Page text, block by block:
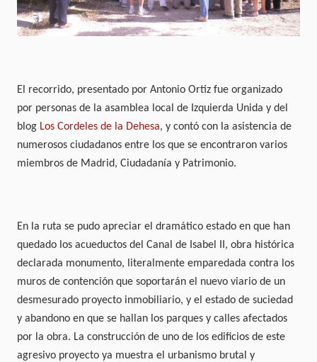
El recorrido, presentado por Antonio Ortiz fue organizado
por personas de la asamblea local de Izquierda Unida y del
blog Los Cordeles de la Dehesa, y contó con la asistencia de
numerosos ciudadanos entre los que se encontraron varios
miembros de Madrid, Ciudadanía y Patrimonio.
En la ruta se pudo apreciar el dramático estado en que han
quedado los acueductos del Canal de Isabel II, obra histórica
declarada monumento, literalmente emparedada contra los
muros de contención que soportarán el nuevo viario de un
desmesurado proyecto inmobiliario, y el estado de suciedad
y abandono en que se hallan los parques y calles afectados
por la obra. La construcción de uno de los edificios de este
agresivo proyecto ya muestra el urbanismo brutal y